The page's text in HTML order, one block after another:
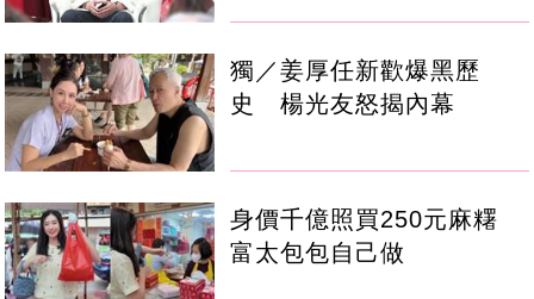
獨／姜厚任新歡爆黑歷
史 楊光友怒揭內幕
身價千億照買250元麻糬
富太包包自己做